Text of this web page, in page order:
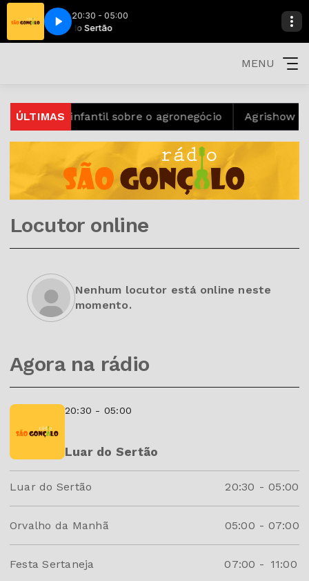
20:30 - 05:00
Luar do Sertão
MENU
ÚLTIMAS
book infantil sobre o agronegócio Agrishow 2025
Locutor online
Nenhum locutor está online neste
momento.
Agora na rádio
20:30 - 05:00
Luar do Sertão
Luar do Sertão 20:30 - 05:00
Orvalho da Manhã 05:00 - 07:00
Festa Sertaneja 07:00 - 11:00